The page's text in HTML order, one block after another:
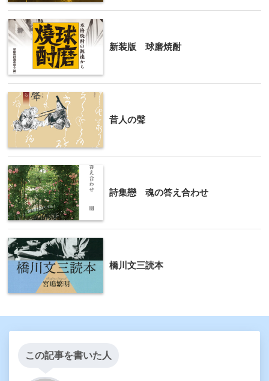
新装版 球磨焼酎
昔人の聲
詩集戀 魂の答え合わせ
橋川文三読本
この記事を書いた人